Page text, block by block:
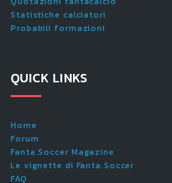
Statistiche calciatori
Probabili formazioni
QUICK LINKS
Home
Forum
Fanta.Soccer Magazine
Le vignette di Fanta.Soccer
FAQ